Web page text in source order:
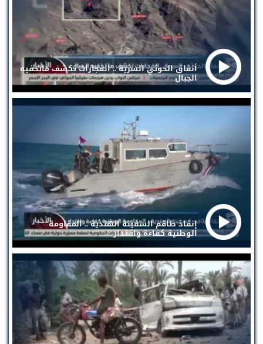
أنفاق الحوثي السرية .. انفجارات تكشف ماتخفيه
الجبال
إنقاذ طاقم السفينة الهندية .. المقاومة
الوطنية كفاءة واقتدار